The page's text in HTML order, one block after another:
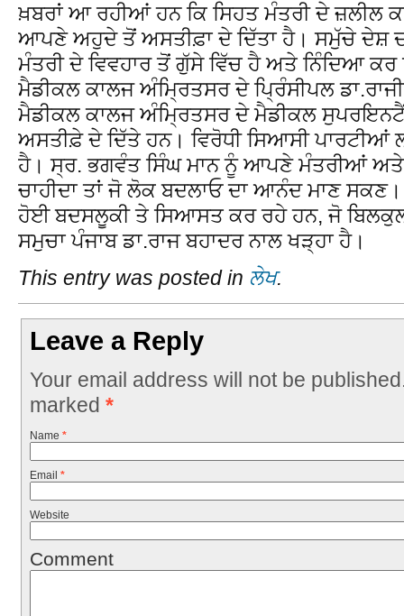
ਖ਼ਬਰਾਂ ਆ ਰਹੀਆਂ ਹਨ ਕਿ ਸਿਹਤ ਮੰਤਰੀ ਦੇ ਜ਼ਲੀਲ
ਆਪਣੇ ਅਹੁਦੇ ਤੋਂ ਅਸਤੀਫ਼ਾ ਦੇ ਦਿੱਤਾ ਹੈ। ਸਮੁੱਚੇ ਦੇਸ਼
ਮੰਤਰੀ ਦੇ ਵਿਵਹਾਰ ਤੋਂ ਗੁੱਸੇ ਵਿੱਚ ਹੈ ਅਤੇ ਨਿੰਦਿਆ ਕਰ
ਮੈਡੀਕਲ ਕਾਲਜ ਅੰਮਿ੍ਰਤਸਰ ਦੇ ਪਿ੍ਰੰਸੀਪਲ
ਮੈਡੀਕਲ ਕਾਲਜ ਅੰਮਿ੍ਰਤਸਰ ਦੇ ਮੈਡੀਕਲ
ਅਸਤੀਫ਼ੇ ਦੇ ਦਿੱਤੇ ਹਨ। ਵਿਰੋਧੀ ਸਿਆਸੀ ਪਾਰਟੀਆਂ
ਹੈ। ਸ੍ਰ. ਭਗਵੰਤ ਸਿੰਘ ਮਾਨ ਨੂੰ ਆਪਣੇ ਮੰਤਰੀਆਂ ਅਤੇ
ਚਾਹੀਦਾ ਤਾਂ ਜੋ ਲੋਕ ਬਦਲਾਓ ਦਾ ਆਨੰਦ ਮਾਣ
ਹੋਈ ਬਦਸਲੂਕੀ ਤੇ ਸਿਆਸਤ ਕਰ ਰਹੇ ਹਨ, ਜੋ
ਸਮੁਚਾ ਪੰਜਾਬ ਡਾ.ਰਾਜ ਬਹਾਦਰ ਨਾਲ ਖੜ੍ਹਾ ਹੈ।
This entry was posted in ਲੇਖ.
Leave a Reply
Your email address will not be
marked *
Name *
Email *
Website
Comment